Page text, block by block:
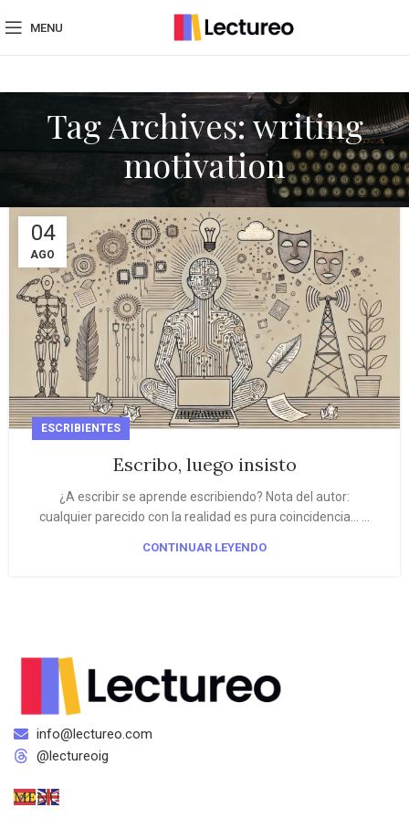
MENU
Tag Archives: writing
motivation
04
AGO
ESCRIBIENTES
Escribo, luego insisto
¿A escribir se aprende escribiendo? Nota del autor:
cualquier parecido con la realidad es pura coincidencia… ...
CONTINUAR LEYENDO
info@lectureo.com
@lectureoig
MENÚ